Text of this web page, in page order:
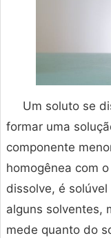
Um soluto se
formar uma
componente
homogênea com
dissolve, é
alguns solventes,
mede quanto do